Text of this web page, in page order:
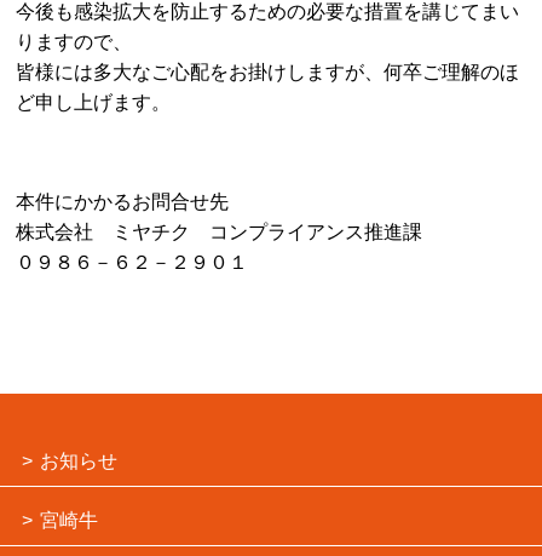
今後も感染拡大を防止するための必要な措置を講じてまい
りますので、
皆様には多大なご心配をお掛けしますが、何卒ご理解のほ
ど申し上げます。
本件にかかるお問合せ先
株式会社 ミヤチク コンプライアンス推進課
０９８６－６２－２９０１
お知らせ
宮崎牛